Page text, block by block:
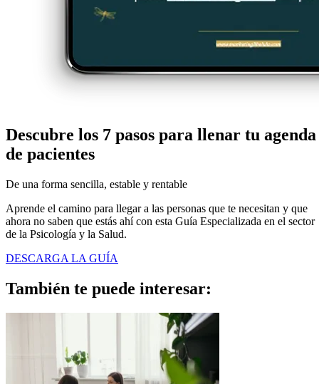
Descubre los 7 pasos para llenar tu agenda
de pacientes
De una forma sencilla, estable y rentable
Aprende el camino para llegar a las personas que te necesitan y que
ahora no saben que estás ahí con esta Guía Especializada en el sector
de la Psicología y la Salud.
DESCARGA LA GUÍA
También te puede interesar: